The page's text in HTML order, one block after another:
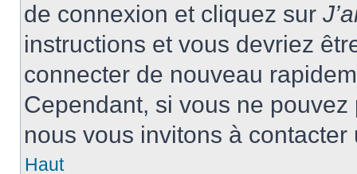
de connexion et cliquez sur
instructions et vous devriez
connecter de nouveau
Cependant, si vous ne
nous vous invitons à
Haut